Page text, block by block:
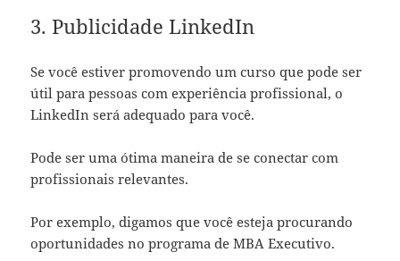
3. Publicidade LinkedIn
Se você estiver promovendo um curso que pode ser
útil para pessoas com experiência profissional, o
LinkedIn será adequado para você.
Pode ser uma ótima maneira de se conectar com
profissionais relevantes.
Por exemplo, digamos que você esteja procurando
oportunidades no programa de MBA Executivo.